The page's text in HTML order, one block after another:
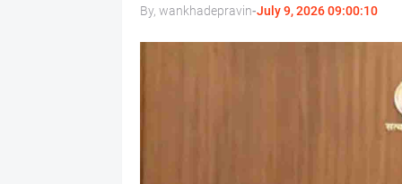
By, wankhadepravin-July 9, 2026 09:00:10